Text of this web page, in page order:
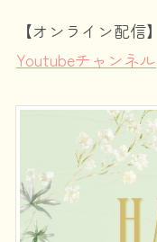
【オンライン配信】
Youtubeチャンネル